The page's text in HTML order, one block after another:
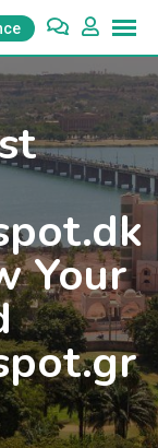
Your